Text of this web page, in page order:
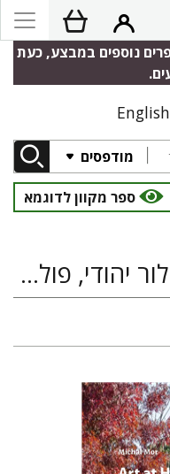
נוספים במבצע, כעת
English
מודפסים
ספר מקוון לדוגמא
מחקרי ירושלים בפולקלור יהודי, פולקלור ותרבות עממית, היסטוריה של ארץ ישראל ומדינת ישראל